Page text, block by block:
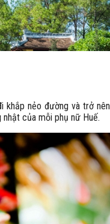
khắp nẻo đường và trở nên
của mỗi phụ nữ Huế.